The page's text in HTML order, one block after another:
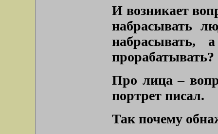
И возникает
набрасывать
набрасывать,
прорабатывать?
Про лица –
портрет писал.
Так почему